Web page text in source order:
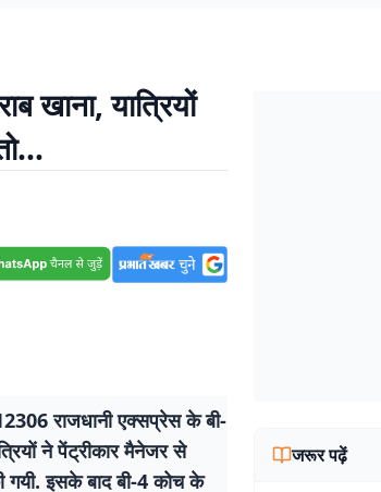
खाना, यात्रियों
राजधानी एक्सप्रेस के बी-
ने पेंट्रीकार मैनेजर से
गयी. इसके बाद बी-4 कोच के
जरूर पढ़ें